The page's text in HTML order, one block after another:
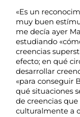
«Es un
muy buen
me decía ayer
estudiando
creencias
efecto; en qué
desarrollar
«para conseguir
qué situaciones
de creencias
culturalmente a